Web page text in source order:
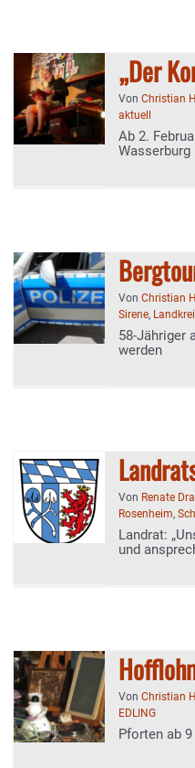
„Der
Von Christian
aktuell
Ab 2.
Wasserburg
Von Christian
Sirene,
58-Jähriger
werden
Von Renate
Rosenheim,
Landrat:
und
Von Christian
EDLING
Pforten ab